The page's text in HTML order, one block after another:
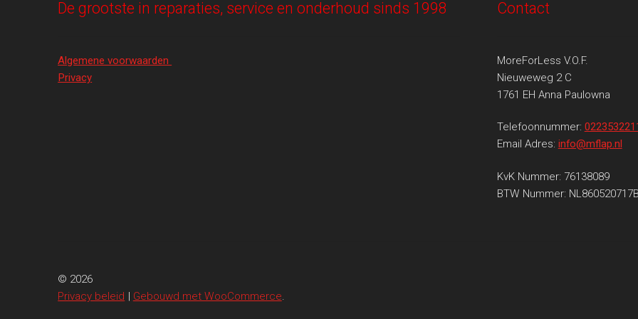
De grootste in reparaties, service en onderhoud sinds 1998
Algemene voorwaarden
Privacy
Contact
MoreForLess V.O.F.
Nieuweweg 2 C
1761 EH Anna Paulowna
Telefoonnummer:
Email Adres: info@mflap.nl
KvK Nummer: 76138089
BTW Nummer:
© 2026
Privacy beleid
Gebouwd met WooCommerce.